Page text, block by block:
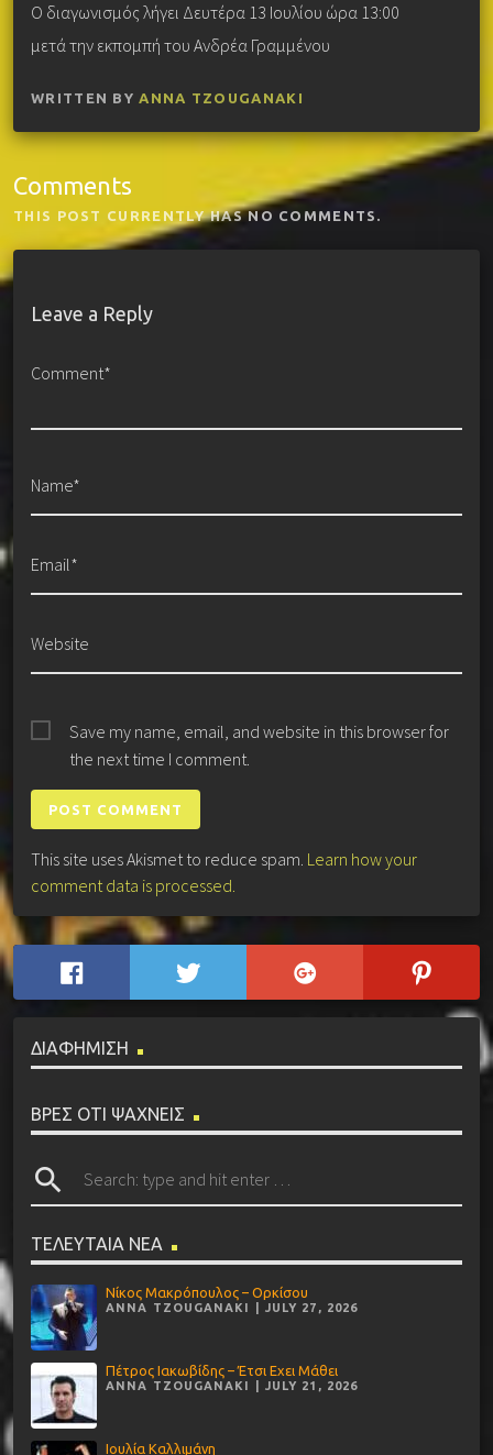
Ο διαγωνισμός λήγει Δευτέρα 13 Ιουλίου ώρα 13:00
μετά την εκπομπή του Ανδρέα Γραμμένου
WRITTEN BYANNA TZOUGANAKI
Comments
THIS POST CURRENTLY HAS NO COMMENTS.
Leave a Reply
Comment*
Name*
Email*
Website
Save my name, email, and website in this browser for
the next time I comment.
This site uses Akismet to reduce spam. Learn how your
comment data is processed.
ΔΙΑΦΗΜΙΣΗ
ΒΡΕΣ ΟΤΙ ΨΑΧΝΕΙΣ
search
ΤΕΛΕΥΤΑΙΑ ΝΕΑ
Νίκος Μακρόπουλος – Ορκίσου
ANNA TZOUGANAKI | JULY 27, 2026
Πέτρος Ιακωβίδης – Έτσι Εχει Μάθει
ANNA TZOUGANAKI | JULY 21, 2026
Ιουλία Καλλιμάνη